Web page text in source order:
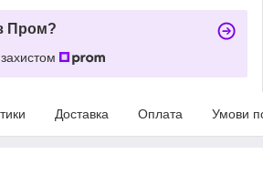
Пром?
Доставка Оплата Умови